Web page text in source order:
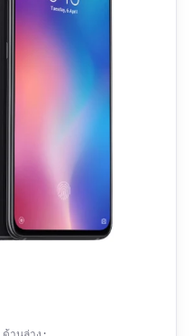
ขนาดใหญ่ รับแสงได้
กนัก